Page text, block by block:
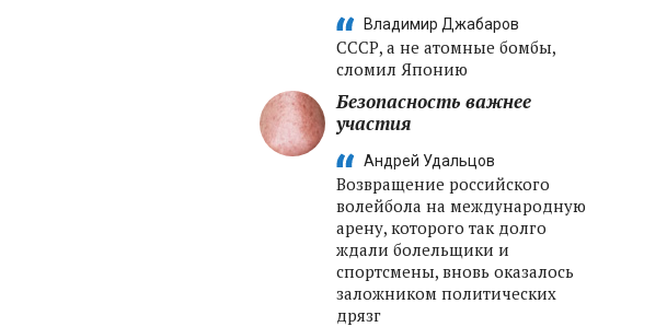
Владимир Джабаров
СССР, а не атомные бомбы,
сломил Японию
Безопасность важнее
участия
Андрей Удальцов
Возвращение российского
волейбола на международную
арену, которого так долго
ждали болельщики и
спортсмены, вновь оказалось
заложником политических
дрязг